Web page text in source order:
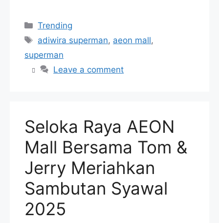
Categories
Trending
Tags
adiwira superman, aeon mall,
superman
Leave a comment
Seloka Raya AEON
Mall Bersama Tom &
Jerry Meriahkan
Sambutan Syawal
2025